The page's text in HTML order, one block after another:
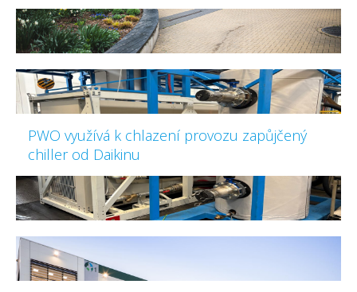
PWO využívá k chlazení provozu zapůjčený
chiller od Daikinu